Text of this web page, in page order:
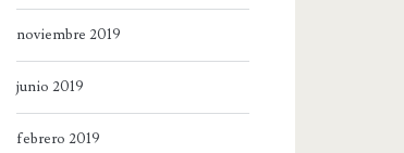
noviembre 2019
junio 2019
febrero 2019